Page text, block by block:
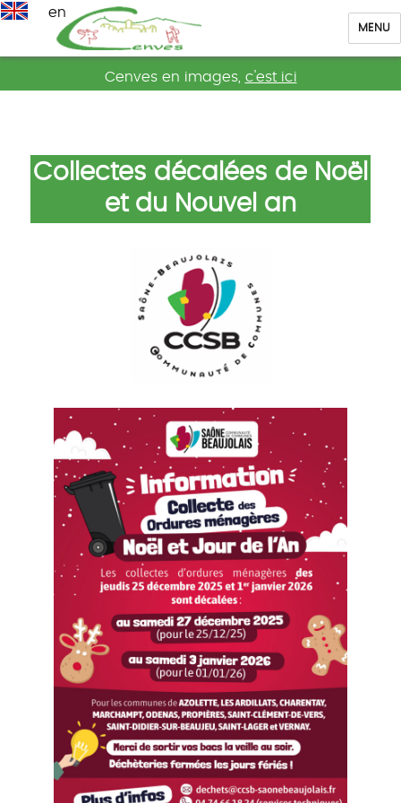
en
Cenves
MENU
Cenves en images, c'est ici
Collectes décalées de Noël
et du Nouvel an